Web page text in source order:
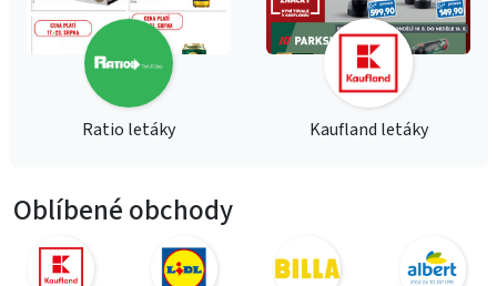
Ratio letáky Kaufland letáky
Oblíbené obchody